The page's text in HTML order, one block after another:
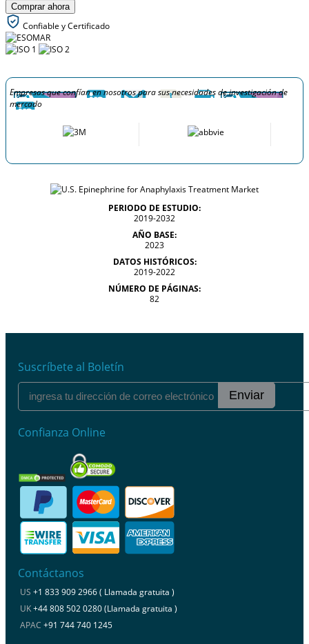
Comprar ahora
Confiable y Certificado
Empresas que confían en nosotros para sus necesidades de investigación de
mercado
PERIODO DE ESTUDIO:
2019-2032
AÑO BASE:
2023
DATOS HISTÓRICOS:
2019-2022
NÚMERO DE PÁGINAS:
82
Suscríbete al Boletín
Enviar
Confianza Online
Contáctanos
US +1 833 909 2966 ( Llamada gratuita )
UK+44 808 502 0280 (Llamada gratuita )
APAC +91 744 740 1245